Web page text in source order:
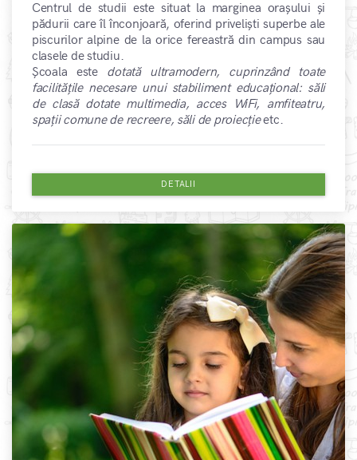
Centrul de studii este situat la marginea orașului și
pădurii care îl înconjoară, oferind priveliști superbe ale
piscurilor alpine de la orice fereastră din campus sau
clasele de studiu.
Școala este dotată ultramodern, cuprinzând toate
facilitățile necesare unui stabiliment educațional: săli
de clasă dotate multimedia, acces WiFi, amfiteatru,
spații comune de recreere, săli de proiecțieetc.
DETALII